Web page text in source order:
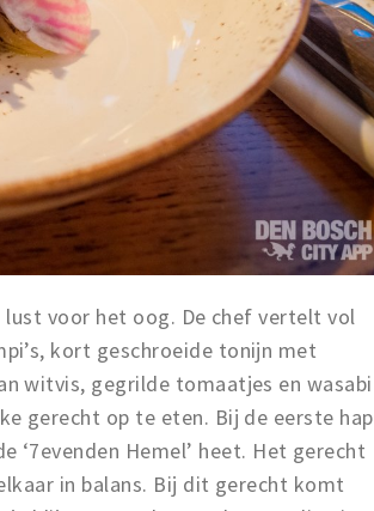
voor het oog. De chef vertelt vol
kort geschroeide tonijn met
witvis, gegrilde tomaatjes en wasabi
gerecht op te eten. Bij de eerste hap
Hemel’ heet. Het gerecht
in balans. Bij dit gerecht komt